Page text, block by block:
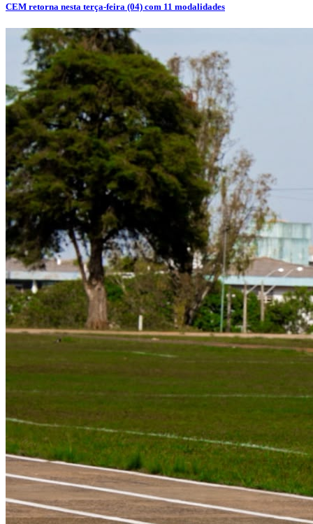
CEM retorna nesta terça-feira (04) com 11 modalidades